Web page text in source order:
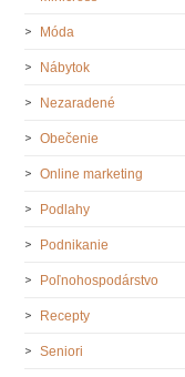
Móda
Nábytok
Nezaradené
Obečenie
Online marketing
Podlahy
Podnikanie
Poľnohospodárstvo
Recepty
Seniori